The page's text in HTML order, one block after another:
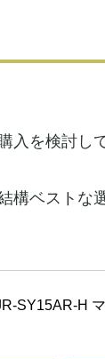
を検討し
構ベストな
SY15AR-H